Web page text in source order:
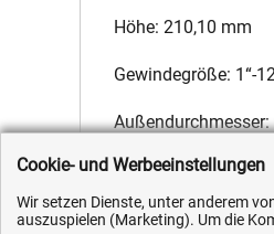
Höhe: 210,10 mm
Gewindegröße: 1“-
Hersteller: Fleetguard,
Cookie- und Werbeeinstellungen
Wir setzen Dienste, unter anderem
auszuspielen (Marketing). Um die